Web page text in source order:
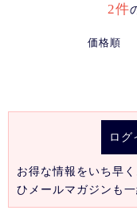
2件
価格順
ログ
お得な情報をいち早
ひメールマガジンも